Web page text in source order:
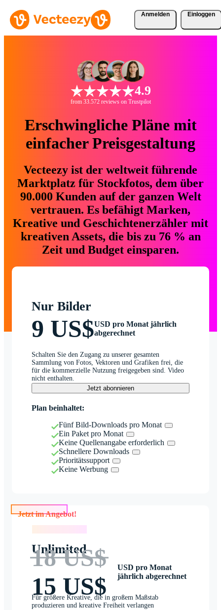
Anmelden Einloggen
4.9
from 33.572 reviews on Trustpilot
Erschwingliche Pläne mit
einfacher Preisgestaltung
Vecteezy ist der weltweit führende
Marktplatz für Stockfotos, dem über
90.000 Kunden auf der ganzen Welt
vertrauen. Es befähigt Marken,
Kreative und Geschichtenerzähler mit
kreativen Assets, die bis zu 76 % an
Zeit und Budget einsparen.
Nur Bilder
9 US$USD pro Monat jährlich
abgerechnet
Schalten Sie den Zugang zu unserer gesamten
Sammlung von Fotos, Vektoren und Grafiken frei, die
für die kommerzielle Nutzung freigegeben sind. Video
nicht enthalten.
Jetzt abonnieren
Plan beinhaltet:
Fünf Bild-Downloads pro Monat
Ein Paket pro Monat
Keine Quellenangabe erforderlich
Schnellere Downloads
Prioritätssupport
Keine Werbung
Jetzt im Angebot!
Unlimited
18 US$
15 US$
USD pro Monat
jährlich abgerechnet
Für größere Kreative, die in großem Maßstab
produzieren und kreative Freiheit verlangen